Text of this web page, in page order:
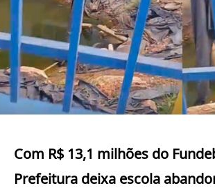
Com R$ 13,1 milhões do
Prefeitura deixa escola